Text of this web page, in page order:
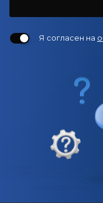
Я согласен на